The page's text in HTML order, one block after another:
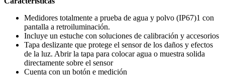
Medidores totalmente a prueba de agua y polvo (IP67)1 con
pantalla a retroiluminación.
Incluye un estuche con soluciones de calibración y accesorios
Tapa deslizante que protege el sensor de los daños y efectos
de la luz. Abrir la tapa para colocar agua o muestra solida
directamente sobre el sensor
Cuenta con un botón e medición